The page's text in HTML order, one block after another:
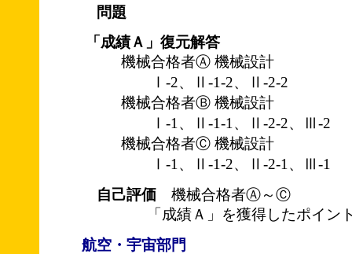
問題
「成績Ａ」復元解答
機械合格者Ⓐ 機械設計
Ⅰ-2、Ⅱ-1-2、Ⅱ-2-2
機械合格者Ⓑ 機械設計
Ⅰ-1、Ⅱ-1-1、Ⅱ-2-2、Ⅲ-2
機械合格者Ⓒ 機械設計
Ⅰ-1、Ⅱ-1-2、Ⅱ-2-1、Ⅲ-1
自己評価 機械合格者Ⓐ～Ⓒ
「成績Ａ」を獲得したポイン
航空・宇宙部門